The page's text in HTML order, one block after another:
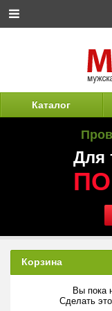
Каталог
Для
Корзина
Вы пока
Сделать